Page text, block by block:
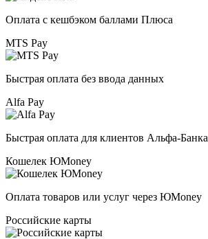
Оплата с кешбэком баллами Плюса
MTS Pay
Быстрая оплата без ввода данных
Alfa Pay
Быстрая оплата для клиентов Альфа-Банка
Кошелек ЮMoney
Оплата товаров или услуг через ЮMoney
Российские карты